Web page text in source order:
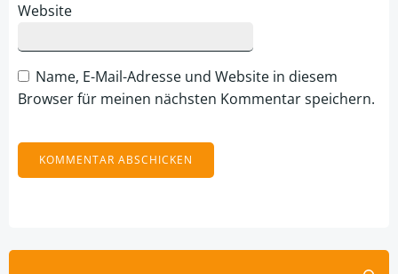
Website
Name, E-Mail-Adresse und Website in diesem
Browser für meinen nächsten Kommentar speichern.